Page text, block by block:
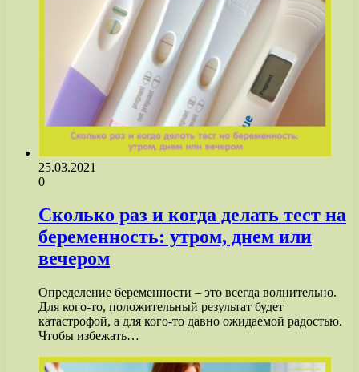
25.03.2021
0
Сколько раз и когда делать тест на
беременность: утром, днем или
вечером
Определение беременности – это всегда волнительно.
Для кого-то, положительный результат будет
катастрофой, а для кого-то давно ожидаемой радостью.
Чтобы избежать…